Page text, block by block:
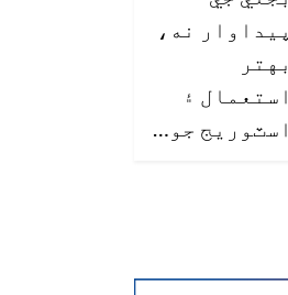
پيداوار نه،
بهتر
استعمال ۽
اسٽوريج جو…